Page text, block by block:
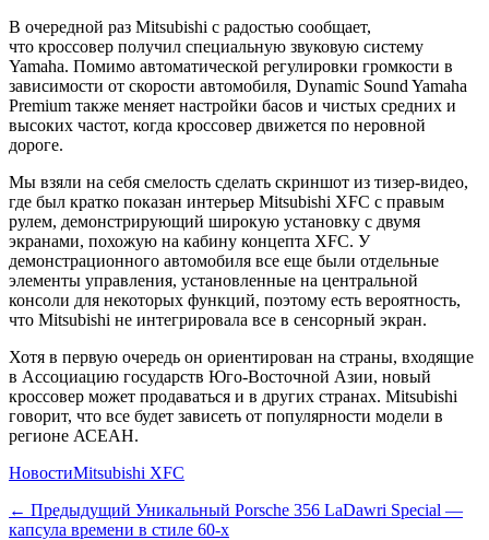
В очередной раз Mitsubishi с радостью сообщает,
что кроссовер получил специальную звуковую систему
Yamaha. Помимо автоматической регулировки громкости в
зависимости от скорости автомобиля, Dynamic Sound Yamaha
Premium также меняет настройки басов и чистых средних и
высоких частот, когда кроссовер движется по неровной
дороге.
Мы взяли на себя смелость сделать скриншот из тизер-видео,
где был кратко показан интерьер Mitsubishi XFC с правым
рулем, демонстрирующий широкую установку с двумя
экранами, похожую на кабину концепта XFC. У
демонстрационного автомобиля все еще были отдельные
элементы управления, установленные на центральной
консоли для некоторых функций, поэтому есть вероятность,
что Mitsubishi не интегрировала все в сенсорный экран.
Хотя в первую очередь он ориентирован на страны, входящие
в Ассоциацию государств Юго-Восточной Азии, новый
кроссовер может продаваться и в других странах. Mitsubishi
говорит, что все будет зависеть от популярности модели в
регионе АСЕАН.
Категории
НовостиТеги
Mitsubishi XFC
Навигация
← Предыдущий Предыдущий
Уникальный Porsche 356 LaDawri Special —
капсула времени в стиле 60-х